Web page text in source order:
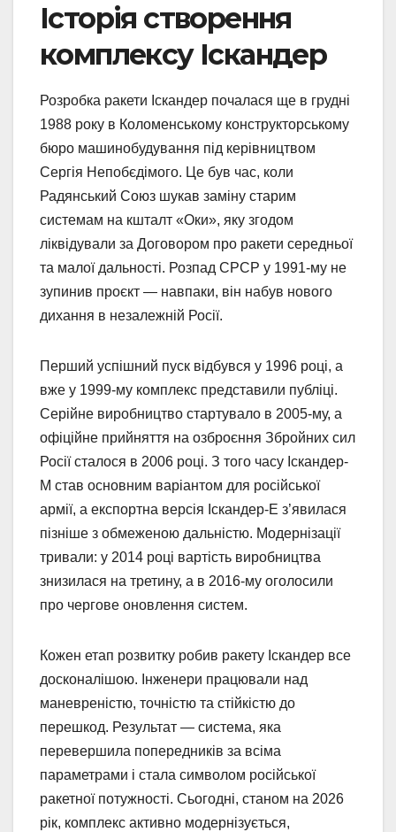
Історія створення
комплексу Іскандер
Розробка ракети Іскандер почалася ще в грудні
1988 року в Коломенському конструкторському
бюро машинобудування під керівництвом
Сергія Непобєдімого. Це був час, коли
Радянський Союз шукав заміну старим
системам на кшталт «Оки», яку згодом
ліквідували за Договором про ракети середньої
та малої дальності. Розпад СРСР у 1991-му не
зупинив проєкт — навпаки, він набув нового
дихання в незалежній Росії.
Перший успішний пуск відбувся у 1996 році, а
вже у 1999-му комплекс представили публіці.
Серійне виробництво стартувало в 2005-му, а
офіційне прийняття на озброєння Збройних сил
Росії сталося в 2006 році. З того часу Іскандер-
М став основним варіантом для російської
армії, а експортна версія Іскандер-Е з’явилася
пізніше з обмеженою дальністю. Модернізації
тривали: у 2014 році вартість виробництва
знизилася на третину, а в 2016-му оголосили
про чергове оновлення систем.
Кожен етап розвитку робив ракету Іскандер все
досконалішою. Інженери працювали над
маневреністю, точністю та стійкістю до
перешкод. Результат — система, яка
перевершила попередників за всіма
параметрами і стала символом російської
ракетної потужності. Сьогодні, станом на 2026
рік, комплекс активно модернізується,